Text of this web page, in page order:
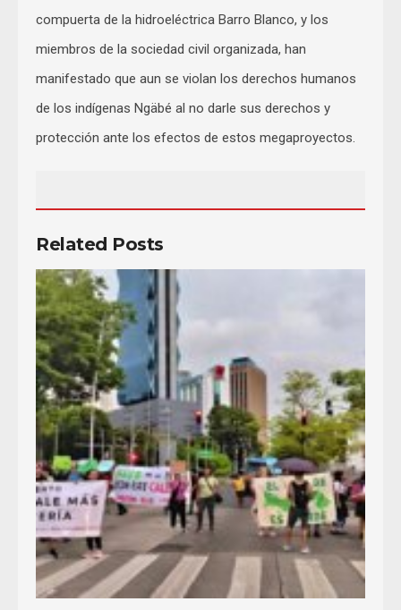
compuerta de la hidroeléctrica Barro Blanco, y los
miembros de la sociedad civil organizada, han
manifestado que aun se violan los derechos humanos
de los indígenas Ngäbé al no darle sus derechos y
protección ante los efectos de estos megaproyectos.
Related Posts